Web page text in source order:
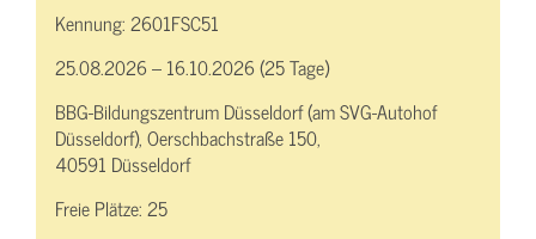
Kennung:2601FSC51
25.08.2026 – 16.10.2026 (25 Tage)
BBG-Bildungszentrum Düsseldorf (am SVG-Autohof
Düsseldorf), Oerschbachstraße 150,
40591 Düsseldorf
Freie Plätze:25